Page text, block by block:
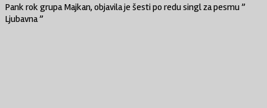
Pank rok grupa Majkan, objavila je šesti po redu singl za pesmu ”
Ljubavna ”